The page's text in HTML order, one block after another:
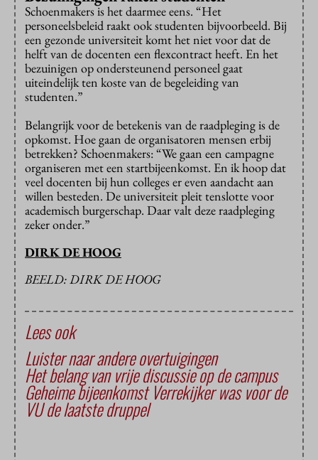
Schoenmakers is het daarmee eens. “Het
personeelsbeleid raakt ook studenten bijvoorbeeld. Bij
een gezonde universiteit komt het niet voor dat de
helft van de docenten een flexcontract heeft. En het
bezuinigen op ondersteunend personeel gaat
uiteindelijk ten koste van de begeleiding van
studenten.”
Belangrijk voor de betekenis van de raadpleging is de
opkomst. Hoe gaan de organisatoren mensen erbij
betrekken? Schoenmakers: “We gaan een campagne
organiseren met een startbijeenkomst. En ik hoop dat
veel docenten bij hun colleges er even aandacht aan
willen besteden. De universiteit pleit tenslotte voor
academisch burgerschap. Daar valt deze raadpleging
zeker onder.”
DIRK DE HOOG
BEELD: DIRK DE HOOG
Lees ook
Luister naar andere overtuigingen
Het belang van vrije discussie op de campus
Geheime bijeenkomst Verrekijker was voor de
VU de laatste druppel